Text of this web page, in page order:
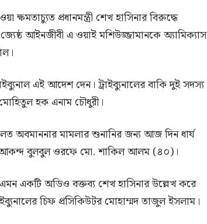
প্রধানমন্ত্রী শেখ হাসিনার বিরুদ্ধে
জ্যেষ্ঠ আইনজীবী এ ওয়াই মশিউজ্জামানকে অ্যামিক্যাস
এই আদেশ দেন। ট্রাইব্যুনালের বাকি দুই সদস্য
হক এনাম চৌধুরী।
অবমাননার মামলার শুনানির জন্য আজ দিন ধার্য
আকন্দ বুলবুল ওরফে মো. শাকিল আলম (৪০)।
একটি অডিও বক্তব্য শেখ হাসিনার উল্লেখ করে
চিফ প্রসিকিউটর মোহাম্মদ তাজুল ইসলাম।